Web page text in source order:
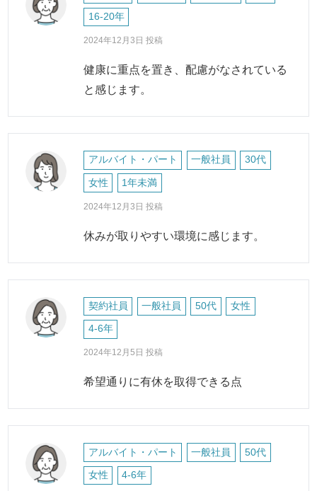
16-20年
2024年12月3日 投稿
健康に重点を置き、配慮がなされている
と感じます。
アルバイト・パート 一般社員 30代
女性 1年未満
2024年12月3日 投稿
休みが取りやすい環境に感じます。
契約社員 一般社員 50代 女性
4-6年
2024年12月5日 投稿
希望通りに有休を取得できる点
アルバイト・パート 一般社員 50代
女性 4-6年